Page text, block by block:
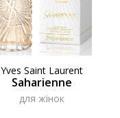
Yves Saint Laurent
Saharienne
для жінок